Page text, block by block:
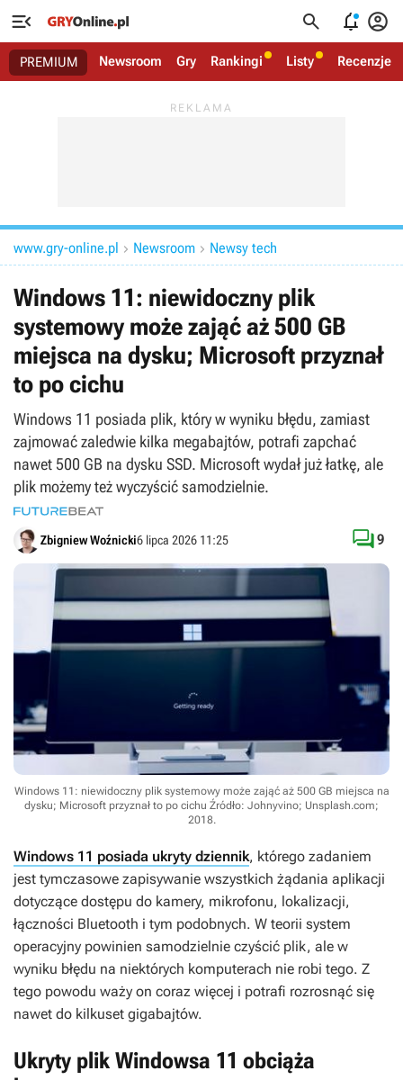
   
PREMIUM Newsroom Gry Rankingi Listy Recenzje
www.gry-online.pl  Newsroom  Newsy tech
Windows 11: niewidoczny plik
systemowy może zająć aż 500 GB
miejsca na dysku; Microsoft przyznał
to po cichu
Windows 11 posiada plik, który w wyniku błędu, zamiast
zajmować zaledwie kilka megabajtów, potrafi zapchać
nawet 500 GB na dysku SSD. Microsoft wydał już łatkę, ale
plik możemy też wyczyścić samodzielnie.
Zbigniew Woźnicki6 lipca 2026 11:25 9
Windows 11: niewidoczny plik systemowy może zająć aż 500 GB miejsca na
dysku; Microsoft przyznał to po cichu Źródło: Johnyvino; Unsplash.com;
2018.
Windows 11 posiada ukryty dziennik, którego zadaniem
jest tymczasowe zapisywanie wszystkich żądania aplikacji
dotyczące dostępu do kamery, mikrofonu, lokalizacji,
łączności Bluetooth i tym podobnych. W teorii system
operacyjny powinien samodzielnie czyścić plik, ale w
wyniku błędu na niektórych komputerach nie robi tego. Z
tego powodu waży on coraz więcej i potrafi rozrosnąć się
nawet do kilkuset gigabajtów.
Ukryty plik Windowsa 11 obciąża